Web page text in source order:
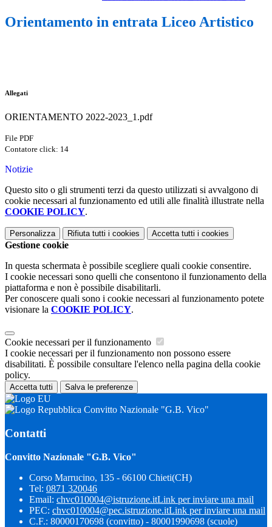
Orientamento in entrata Liceo Artistico
Allegati
ORIENTAMENTO 2022-2023_1.pdf
File PDF
Contatore click: 14
Notizie
Questo sito o gli strumenti terzi da questo utilizzati si avvalgono di
cookie necessari al funzionamento ed utili alle finalità illustrate nella
COOKIE POLICY.
Personalizza Rifiuta tutti i cookies Accetta tutti i cookies
Gestione cookie
In questa schermata è possibile scegliere quali cookie consentire.
I cookie necessari sono quelli che consentono il funzionamento della
piattaforma e non è possibile disabilitarli.
Per conoscere quali sono i cookie necessari al funzionamento potete
visionare la COOKIE POLICY.
Cookie necessari per il funzionamento
I cookie necessari per il funzionamento non possono essere
disabilitati. È possibile consultare l'elenco nella pagina della cookie
policy.
Accetta tutti Salva le preferenze
Convitto Nazionale "G.B. Vico"
Contatti
Convitto Nazionale "G.B. Vico"
Corso Marrucino, 135 - 66100 Chieti(CH)
Tel: 0871 320046
Email: chvc010004@istruzione.itLink per inviare una mail
PEC: chvc010004@pec.istruzione.itLink per inviare una mail
C.F.: 80000170698 (convitto) - 80001990698 (scuole)